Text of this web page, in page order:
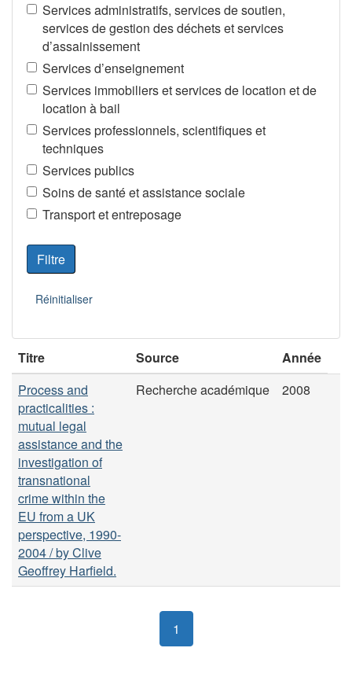
Services administratifs, services de soutien,
services de gestion des déchets et services
d’assainissement
Services d’enseignement
Services immobiliers et services de location et de
location à bail
Services professionnels, scientifiques et
techniques
Services publics
Soins de santé et assistance sociale
Transport et entreposage
Titre Source
Année
Process and
practicalities :
mutual legal
assistance and the
investigation of
transnational
crime within the
EU from a UK
perspective, 1990-
2004 / by Clive
Geoffrey Harfield.
Recherche académique 2008
1